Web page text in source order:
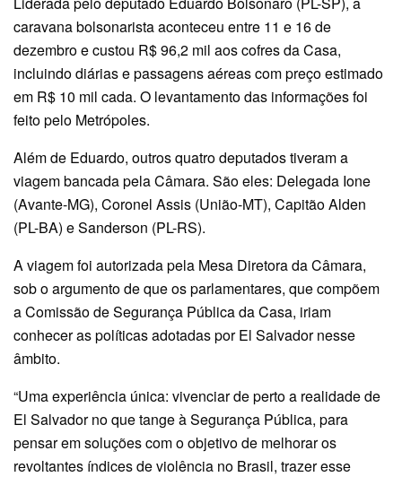
caravana bolsonarista aconteceu entre 11 e 16 de
dezembro e custou R$ 96,2 mil aos cofres da Casa,
incluindo diárias e passagens aéreas com preço estimado
em R$ 10 mil cada. O levantamento das informações foi
feito pelo Metrópoles.
Além de Eduardo, outros quatro deputados tiveram a
viagem bancada pela Câmara. São eles: Delegada Ione
(Avante-MG), Coronel Assis (União-MT), Capitão Alden
(PL-BA) e Sanderson (PL-RS).
A viagem foi autorizada pela Mesa Diretora da Câmara,
sob o argumento de que os parlamentares, que compõem
a Comissão de Segurança Pública da Casa, iriam
conhecer as políticas adotadas por El Salvador nesse
âmbito.
“Uma experiência única: vivenciar de perto a realidade de
El Salvador no que tange à Segurança Pública, para
pensar em soluções com o objetivo de melhorar os
revoltantes índices de violência no Brasil, trazer esse